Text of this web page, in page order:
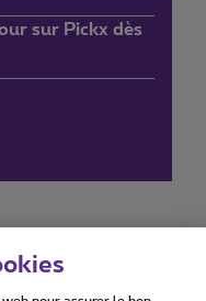
sur Pickx dès